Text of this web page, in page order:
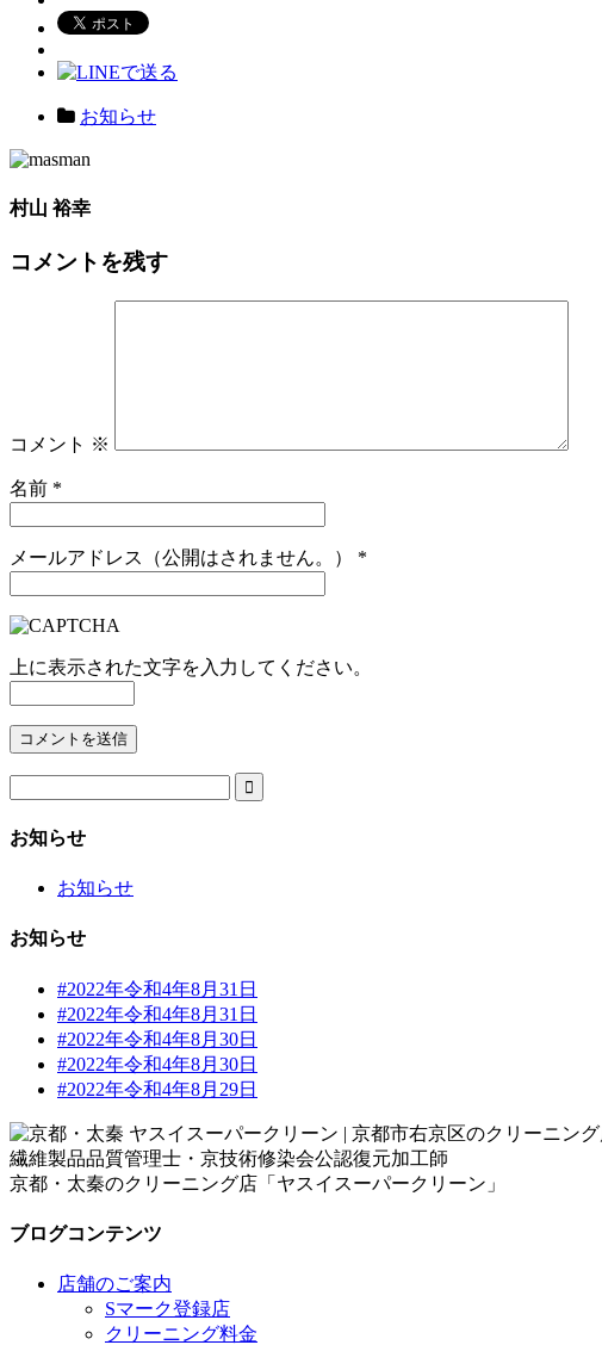
お知らせ
村山 裕幸
コメントを残す
コメント ※
名前 *
メールアドレス（公開はされません。） *
上に表示された文字を入力してください。

お知らせ
お知らせ
お知らせ
#2022年令和4年8月31日
#2022年令和4年8月31日
#2022年令和4年8月30日
#2022年令和4年8月30日
#2022年令和4年8月29日
繊維製品品質管理士・京技術修染会公認復元加工師
京都・太秦のクリーニング店「ヤスイスーパークリーン」
ブログコンテンツ
店舗のご案内
Sマーク登録店
クリーニング料金